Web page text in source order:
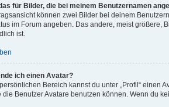
für Bilder, die bei meinem Benutzernamen
können zwei Bilder bei deinem
im Forum angeben. Das andere, meist größere,
ist.
ich einen Avatar?
Bereich kannst du unter „Profil“
die Benutzer Avatare benutzen können. Wenn du